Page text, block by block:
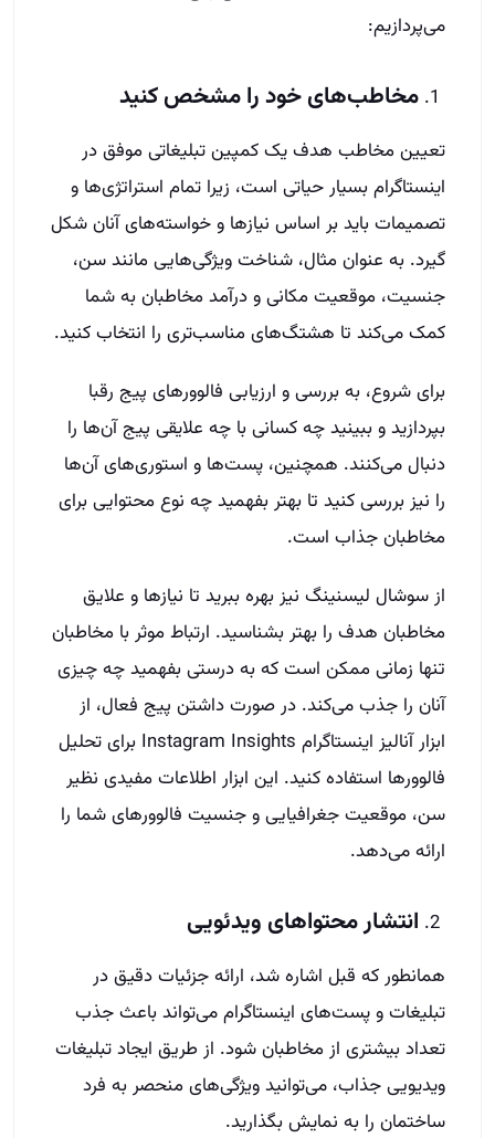
می‌پردازیم:
مخاطب‌های خود را مشخص کنید
تعیین مخاطب هدف یک کمپین تبلیغاتی موفق در
اینستاگرام بسیار حیاتی است، زیرا تمام استراتژی‌ها و
تصمیمات باید بر اساس نیازها و خواسته‌های آنان شکل
گیرد. به عنوان مثال، شناخت ویژگی‌هایی مانند سن،
جنسیت، موقعیت مکانی و درآمد مخاطبان به شما
کمک می‌کند تا هشتگ‌های مناسب‌تری را انتخاب کنید.
برای شروع، به بررسی و ارزیابی فالوورهای پیج رقبا
بپردازید و ببینید چه کسانی با چه علایقی پیج آن‌ها را
دنبال می‌کنند. همچنین، پست‌ها و استوری‌های آن‌ها
را نیز بررسی کنید تا بهتر بفهمید چه نوع محتوایی برای
مخاطبان جذاب است.
از سوشال لیسنینگ نیز بهره ببرید تا نیازها و علایق
مخاطبان هدف را بهتر بشناسید. ارتباط موثر با مخاطبان
تنها زمانی ممکن است که به درستی بفهمید چه چیزی
آنان را جذب می‌کند. در صورت داشتن پیج فعال، از
ابزار آنالیز اینستاگرام Instagram Insights برای تحلیل
فالوورها استفاده کنید. این ابزار اطلاعات مفیدی نظیر
سن، موقعیت جغرافیایی و جنسیت فالوورهای شما را
ارائه می‌دهد.
انتشار محتواهای ویدئویی
همانطور که قبل اشاره شد، ارائه جزئیات دقیق در
تبلیغات و پست‌های اینستاگرام می‌تواند باعث جذب
تعداد بیشتری از مخاطبان شود. از طریق ایجاد تبلیغات
ویدیویی جذاب، می‌توانید ویژگی‌های منحصر به فرد
ساختمان را به نمایش بگذارید.